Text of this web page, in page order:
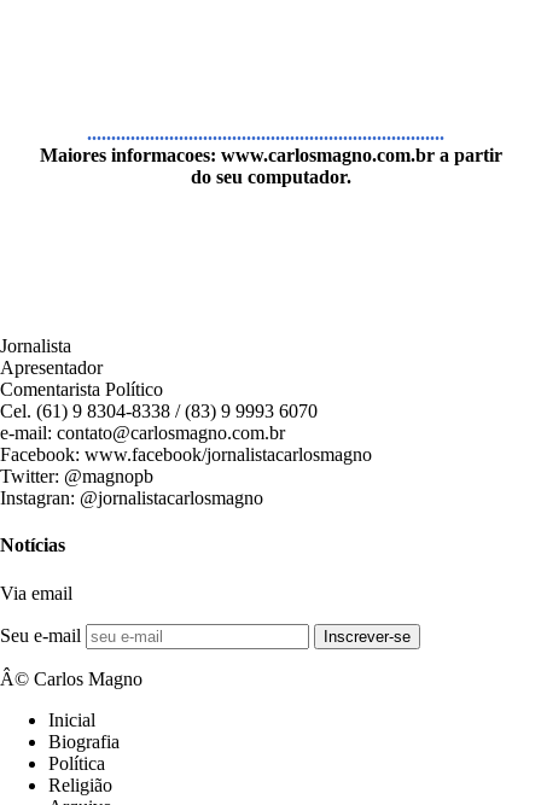
..........................................................................
Maiores informacoes: www.carlosmagno.com.bra partir
do seu computador.
Jornalista
Apresentador
Comentarista Político
Cel. (61) 9 8304-8338 / (83) 9 9993 6070
e-mail: contato@carlosmagno.com.br
Facebook: www.facebook/jornalistacarlosmagno
Twitter: @magnopb
Instagran: @jornalistacarlosmagno
Notícias
Via email
Seu e-mail Inscrever-se
Â© Carlos Magno
Inicial
Biografia
Política
Religião